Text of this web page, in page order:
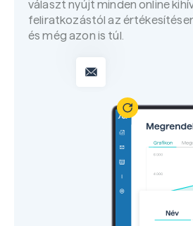
választ nyújt minden online
feliratkozástól az
és még azon is túl.